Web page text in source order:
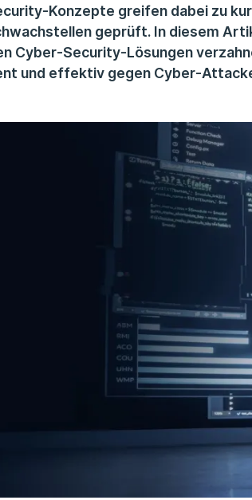
Konzepte greifen dabei zu
geprüft. In diesem
Cyber-Security-Lösungen
und effektiv gegen Cyber-